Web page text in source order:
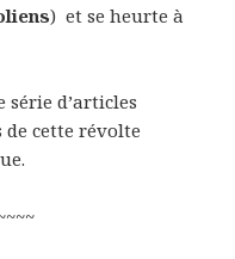
) et se heurte à
série d’articles
cette révolte